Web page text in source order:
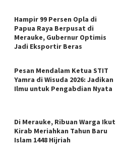
Hampir 99 Persen Opla di
Papua Raya Berpusat di
Merauke, Gubernur Optimis
Jadi Eksportir Beras
Pesan Mendalam Ketua STIT
Yamra di Wisuda 2026: Jadikan
Ilmu untuk Pengabdian Nyata
Di Merauke, Ribuan Warga Ikut
Kirab Meriahkan Tahun Baru
Islam 1448 Hijriah